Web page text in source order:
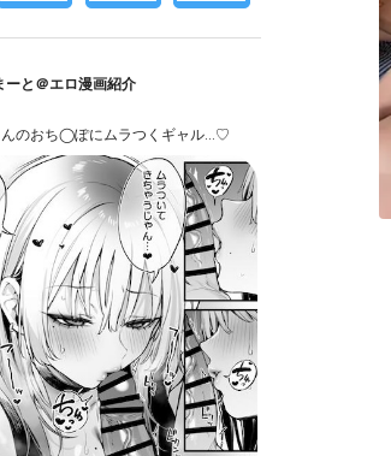
ーと＠エロ漫画紹介
んのおち◯ぽにムラつくギャル…♡